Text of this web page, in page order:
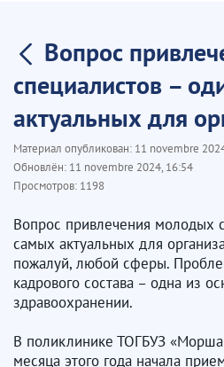
Вопрос
специалистов –
актуальных для
Материал опубликован: 11 novembre
Обновлён: 11 novembre 2024, 16:54
Просмотров: 1198
Вопрос привлечения молодых
самых актуальных для
пожалуй, любой сферы.
кадрового состава – одна из
здравоохранении.
В поликлинике ТОГБУЗ
месяца этого года начала